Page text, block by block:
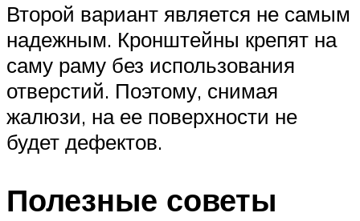
Второй вариант является не самым
надежным. Кронштейны крепят на
саму раму без использования
отверстий. Поэтому, снимая
жалюзи, на ее поверхности не
будет дефектов.
Полезные советы